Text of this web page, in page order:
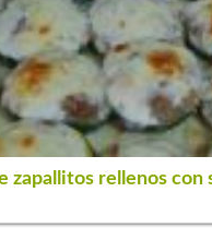
zapallitos rellenos con